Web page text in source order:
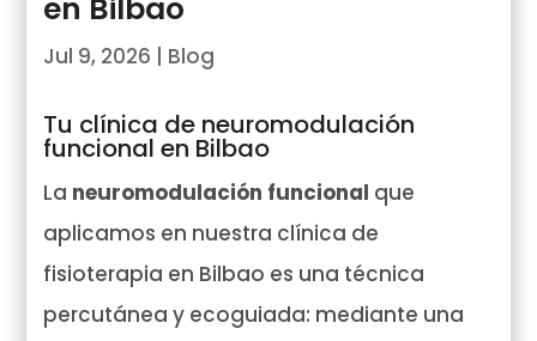
en Bilbao
Jul 9, 2026 | Blog
Tu clínica de neuromodulación
funcional en Bilbao
La neuromodulación funcional que
aplicamos en nuestra clínica de
fisioterapia en Bilbao es una técnica
percutánea y ecoguiada: mediante una